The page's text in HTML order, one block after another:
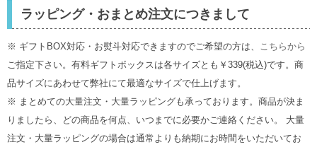
ラッピング・おまとめ注文につきまして
※ ギフトBOX対応・お熨斗対応できますのでご希望の方は、
こちらから
ご指定下さい。有料ギフトボックスは各サイズとも￥339(税込)です。商
品サイズにあわせて弊社にて最適なサイズで仕上げます。
※ まとめての大量注文・大量ラッピングも承っております。商品が決ま
りましたら、どの商品を何点、いつまでに必要かご連絡ください。 大量
注文・大量ラッピングの場合は通常よりも納期にお時間をいただいてお